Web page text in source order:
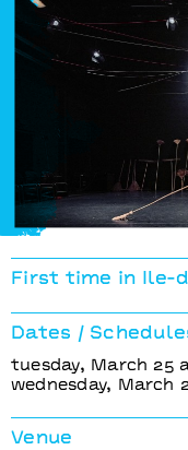
Magic Maids
Eisa Jocson,
First time in Ile-
Dates /
tuesday, March 25
wednesday, March
Venue